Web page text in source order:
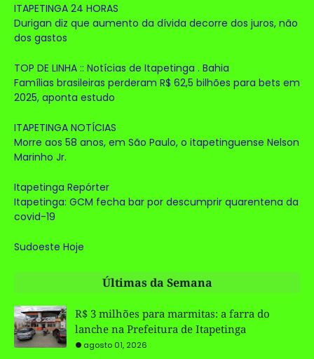
ITAPETINGA 24 HORAS
Durigan diz que aumento da dívida decorre dos juros, não
dos gastos
TOP DE LINHA :: Notícias de Itapetinga . Bahia
Famílias brasileiras perderam R$ 62,5 bilhões para bets em
2025, aponta estudo
ITAPETINGA NOTÍCIAS
Morre aos 58 anos, em São Paulo, o itapetinguense Nelson
Marinho Jr.
Itapetinga Repórter
Itapetinga: GCM fecha bar por descumprir quarentena da
covid-19
Sudoeste Hoje
Últimas da Semana
R$ 3 milhões para marmitas: a farra do
lanche na Prefeitura de Itapetinga
agosto 01, 2026